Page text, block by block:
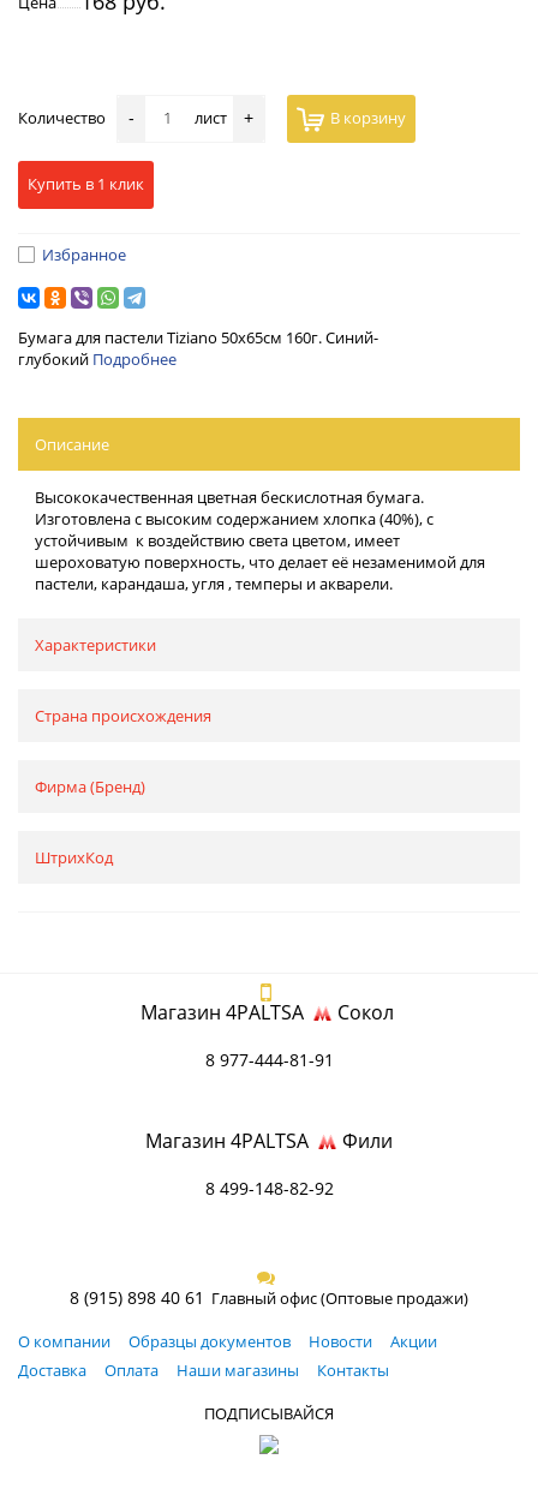
Количество - лист + В корзину
Купить в 1 клик
Избранное
Бумага для пастели Tiziano 50х65см 160г. Синий-
глубокий Подробнее
Описание
Высококачественная цветная бескислотная бумага.
Изготовлена с высоким содержанием хлопка (40%), с
устойчивым к воздействию света цветом, имеет
шероховатую поверхность, что делает её незаменимой для
пастели, карандаша, угля , темперы и акварели.
Характеристики
Страна происхождения
Фирма (Бренд)
ШтрихКод
Магазин 4PALTSA Сокол
8 977-444-81-91
Магазин 4PALTSA Фили
8 499-148-82-92
8 (915) 898 40 61 Главный офис (Оптовые продажи)
О компании
Образцы документов Новости
Акции
Доставка
Оплата Наши магазины
Контакты
ПОДПИСЫВАЙСЯ